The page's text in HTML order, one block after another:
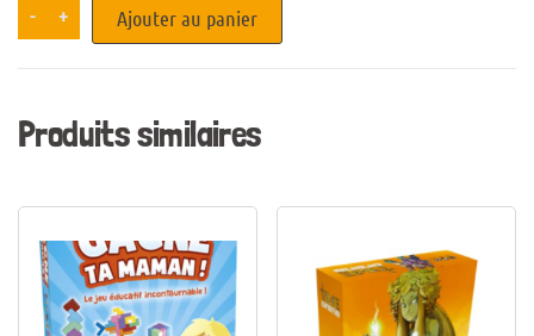
- + Ajouter au panier
Produits similaires